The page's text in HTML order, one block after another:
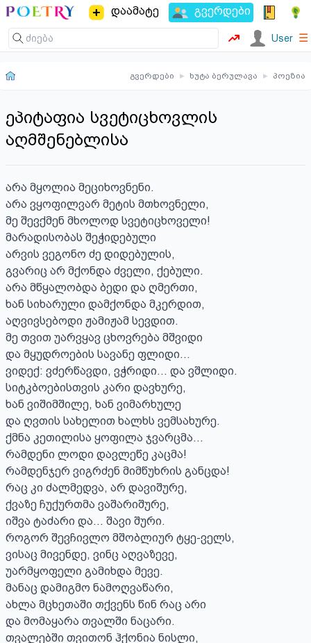
დაამატე გვერდები
User ☰
გვერდები ▸ ხუტა ბერულავა ▸ პოეზია
ეპიტაფია სვეტიცხოვლის
აღმშენებლისა
არა მყოლია მეციხოვნენი.
არა ვყოფილვარ მეტის მთხოვნელი,
მე შევქმენ მხოლოდ სვეტიცხოველი!
მარადისობას შეჭიდებული
არვის ვეგონო ძე დიდებულის,
გვარიც არ მქონდა ძველი, ქებული.
არა მწყალობდა ბედი და ღმერთი,
ხან სიხარული დამქონდა მკერდით,
აღვივსებოდი ჟამიჟამ სევდით.
მე თვით უარვყავ ცხოვრება მშვიდი
და მყუდროების სავანე ფლიდი...
ვიდექ: ვძერწავდი, ვჭრიდი... და ვშლიდი.
სიტკბოებისთვის კარი დავხურე,
ხან ვიშიმშილე, ხან ვიმარხულე
და ღვთის სახელით ხალხს ვემსახურე.
ქმნა კეთილისა ყოფილა ჯვარცმა...
რამდენი ლოდი დავლეწე კაცმა!
რამდენჯერ ვიგრძენ მიმწუხრის განცდა!
რაც კი ძალმედვა, არ დავიშურე,
ქვაზე ჩუქურთმა ვაშარიშურე,
იშვა ტაძარი და... შავი შური.
როგორ შევჩივლო მშობლიურ ტყე-ველს,
ვისაც მივენდე, ვინც აღვაზევე,
უარმყოფელი გამიხდა მევე.
მანაც დამიგმო ნამოღვაწარი,
ახლა მცხეთაში თქვენს წინ რაც არი
და მომაყარა თვალში ნაცარი.
თვალებში თვითონ ჰქონია ნისლი,